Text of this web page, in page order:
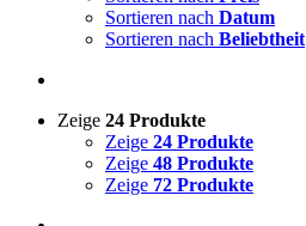
Sortieren nach Datum
Sortieren nach Beliebtheit
Zeige 24 Produkte
Zeige 24 Produkte
Zeige 48 Produkte
Zeige 72 Produkte